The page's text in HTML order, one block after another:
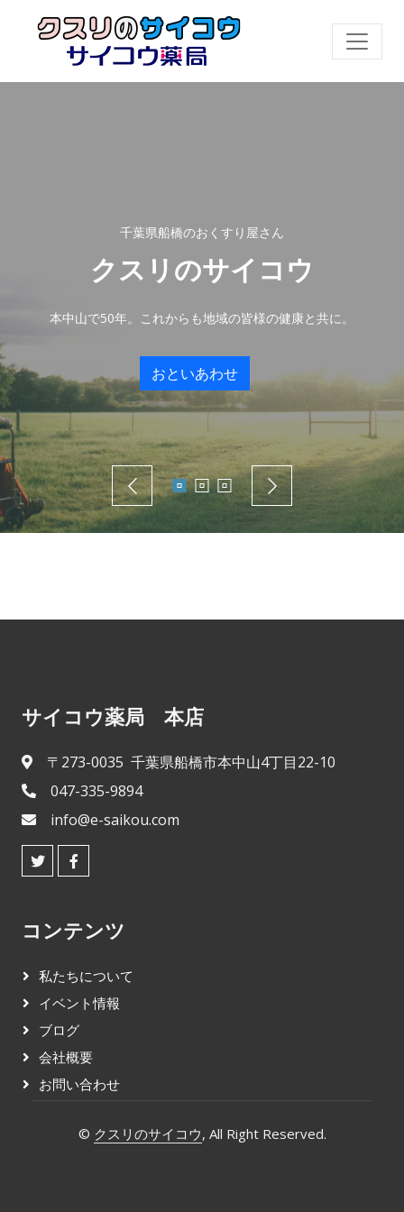
千葉県船橋のおくすり屋さん
クスリのサイコウ
本中山で50年。これからも地域の皆様の健康と共に。
おといあわせ
サイコウ薬局 本店
〒273-0035 千葉県船橋市本中山4丁目22-10
047-335-9894
info@e-saikou.com
コンテンツ
私たちについて
イベント情報
ブログ
会社概要
お問い合わせ
© クスリのサイコウ, All Right Reserved.